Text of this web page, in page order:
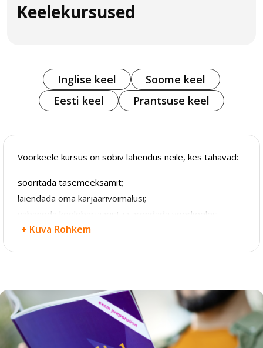
Keelekursused
Inglise keel
Soome keel
Eesti keel
Prantsuse keel
Võõrkeele kursus on sobiv lahendus neile, kes tahavad:
sooritada tasemeeksamit;
laiendada oma karjäärivõimalusi;
vabaneda keelebarjäärist ja arendada võõrkeeles
suhtlemise oskust;
ülesannetest;
reisida ilma tõlgita;
saada ettevalmistust välisülikooli sisseastumiseks;
töötada välismaal;
+ Kuva Rohkem